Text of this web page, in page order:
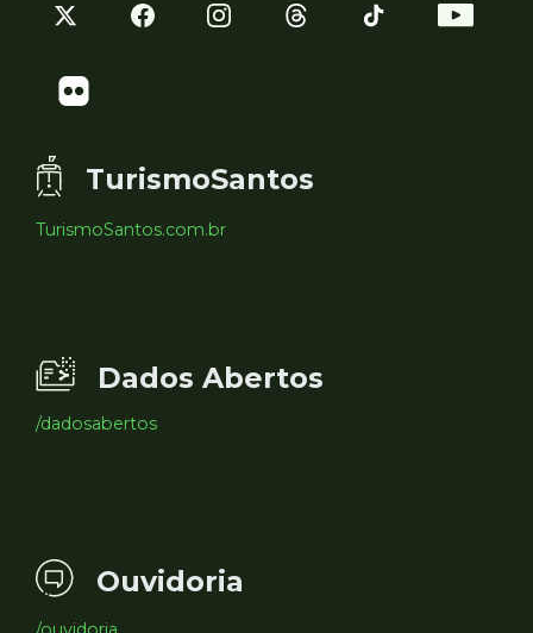
TurismoSantos
TurismoSantos.com.br
Dados Abertos
/dadosabertos
Ouvidoria